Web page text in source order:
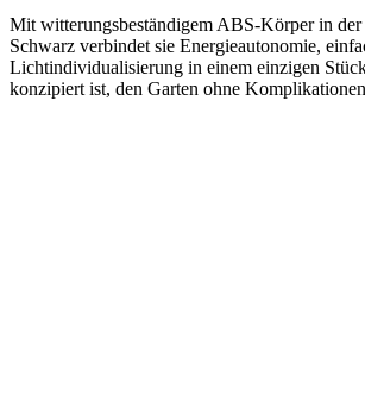
Mit witterungsbeständigem ABS-Körper in
Schwarz verbindet sie Energieautonomie,
Lichtindividualisierung in einem einzigen
konzipiert ist, den Garten ohne